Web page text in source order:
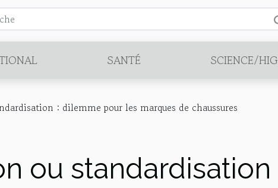
SANTÉ SCIENCE/
: dilemme pour les marques de chaussures
ou